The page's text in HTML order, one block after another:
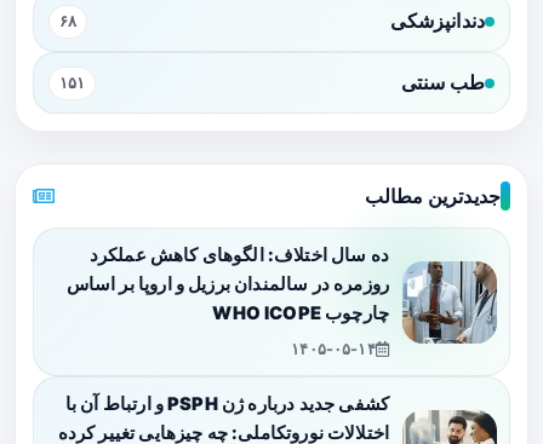
دندانپزشکی ۶۸
طب سنتی ۱۵۱
جدیدترین مطالب
ده سال اختلاف: الگوهای کاهش عملکرد
روزمره در سالمندان برزیل و اروپا بر اساس
چارچوب WHO ICOPE
۱۴۰۵-۰۵-۱۴
کشفی جدید درباره ژن PSPH و ارتباط آن با
اختلالات نوروتکاملی: چه چیزهایی تغییر کرده